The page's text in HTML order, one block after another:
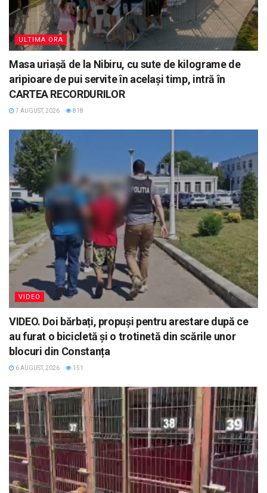
ULTIMA ORA
Masa uriașă de la Nibiru, cu sute de kilograme de
aripioare de pui servite în același timp, intră în
CARTEA RECORDURILOR
7 AUGUST, 2026 818
VIDEO
VIDEO. Doi bărbați, propuși pentru arestare după ce
au furat o bicicletă și o trotinetă din scările unor
blocuri din Constanța
6 AUGUST, 2026 151